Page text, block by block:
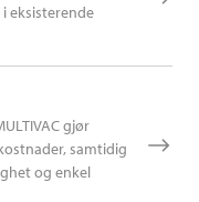
eksisterende
gjør
samtidig
og enkel